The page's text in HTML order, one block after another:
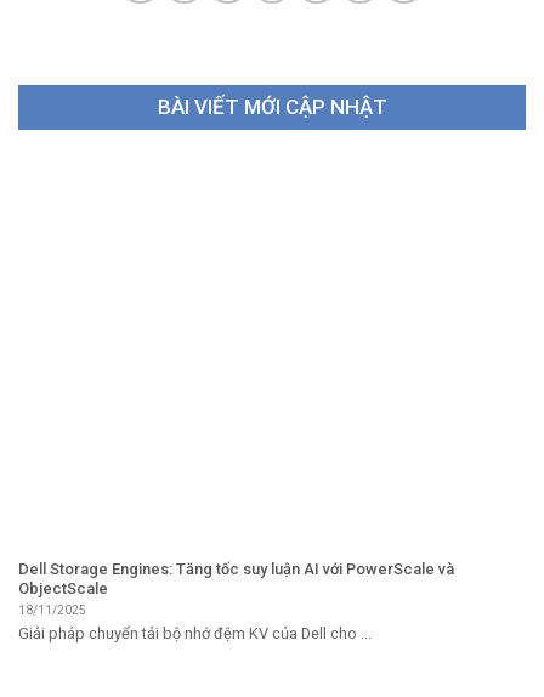
BÀI VIẾT MỚI CẬP NHẬT
Dell Storage Engines: Tăng tốc suy luận AI với PowerScale và
ObjectScale
18/11/2025
Giải pháp chuyển tải bộ nhớ đệm KV của Dell cho ...